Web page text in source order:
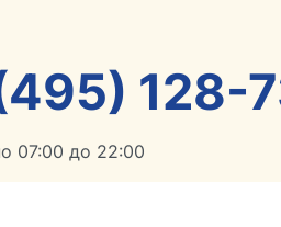
128-
07:00 до 22:00